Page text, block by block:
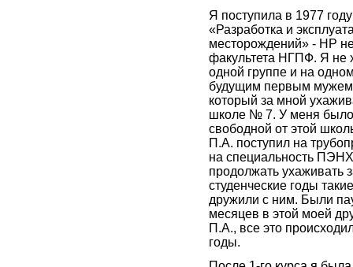
Я поступила в 1977
«Разработка и
месторождений» - НР
факультета НГПФ. Я не
одной группе и на
будущим первым
который за мной
школе № 7. У меня
свободной от этой
П.А. поступил на
на специальность
продолжать ухаживать
студенческие годы
дружили с ним. Были
месяцев в этой моей
П.А., все это
годы.